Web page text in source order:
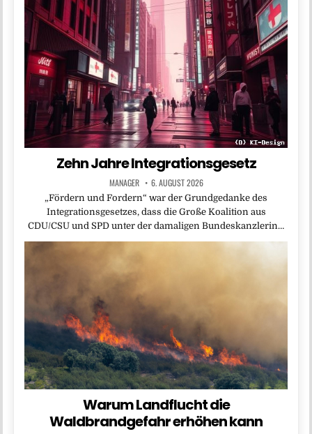
Zehn Jahre Integrationsgesetz
MANAGER 6. AUGUST 2026
„Fördern und Fordern“ war der Grundgedanke des
Integrationsgesetzes, dass die Große Koalition aus
CDU/CSU und SPD unter der damaligen Bundeskanzlerin…
Warum Landflucht die
Waldbrandgefahr erhöhen kann